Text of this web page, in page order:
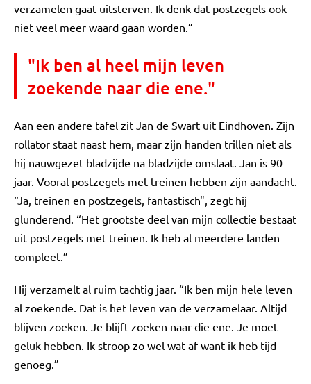
verzamelen gaat uitsterven. Ik denk dat postzegels ook
niet veel meer waard gaan worden.”
"Ik ben al heel mijn leven
zoekende naar die ene."
Aan een andere tafel zit Jan de Swart uit Eindhoven. Zijn
rollator staat naast hem, maar zijn handen trillen niet als
hij nauwgezet bladzijde na bladzijde omslaat. Jan is 90
jaar. Vooral postzegels met treinen hebben zijn aandacht.
“Ja, treinen en postzegels, fantastisch", zegt hij
glunderend. “Het grootste deel van mijn collectie bestaat
uit postzegels met treinen. Ik heb al meerdere landen
compleet.”
Hij verzamelt al ruim tachtig jaar. “Ik ben mijn hele leven
al zoekende. Dat is het leven van de verzamelaar. Altijd
blijven zoeken. Je blijft zoeken naar die ene. Je moet
geluk hebben. Ik stroop zo wel wat af want ik heb tijd
genoeg.”